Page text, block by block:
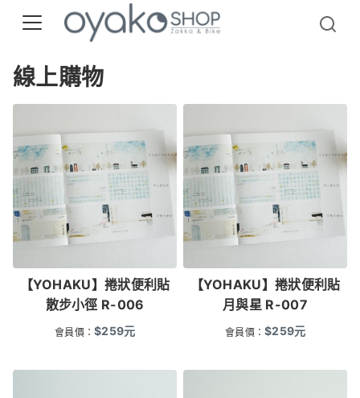
線上購物
【YOHAKU】捲狀便利貼
散步小徑 R-006
會員價：$259元
【YOHAKU】捲狀便利貼
月與星 R-007
會員價：$259元